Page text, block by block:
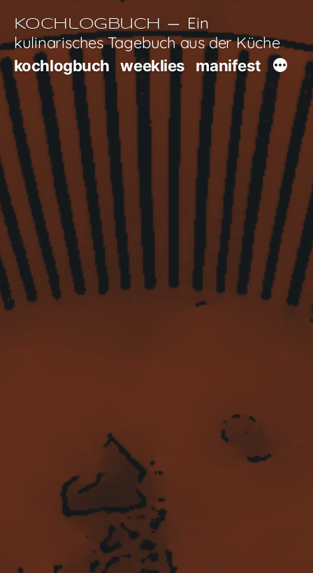
Inhalt
springen
Kochlogbuch
Ein
kulinarisches Tagebuch aus der Küche
kochlogbuch weeklies manifest